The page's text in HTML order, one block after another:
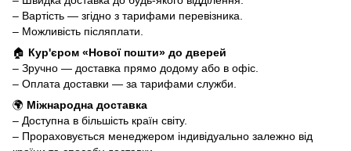
– Вартість — згідно з тарифами перевізника.
– Можливість післяплати.
🏠 Кур'єром «Нової пошти» до дверей
– Зручно — доставка прямо додому або в офіс.
– Оплата доставки — за тарифами служби.
🌍 Міжнародна доставка
– Доступна в більшість країн світу.
– Прораховується менеджером індивідуально залежно від